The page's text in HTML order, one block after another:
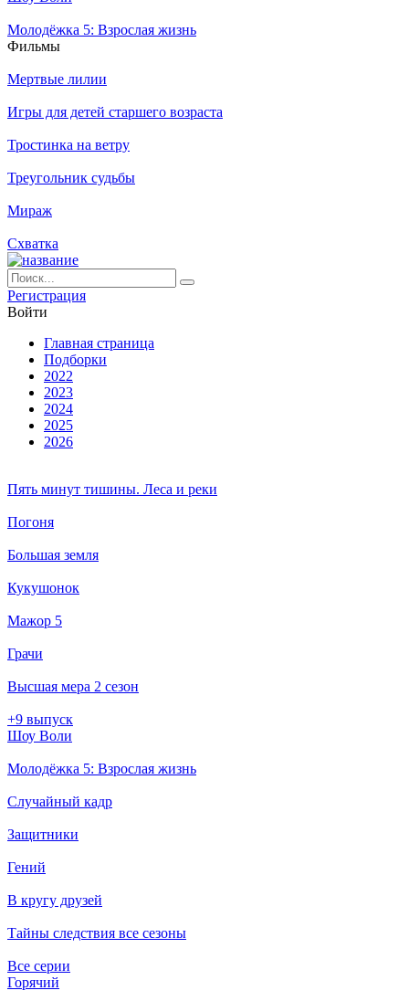
Молодёжка 5: Взрослая жизнь
Филь­мы
Мертвые лилии
Игры для детей старшего возраста
Тростинка на ветру
Треугольник судьбы
Мираж
Схватка
Ре­ги­ст­ра­ция
Вой­ти
Глав­ная стра­ни­ца
Подборки
2022
2023
2024
2025
2026
Пять минут тишины. Леса и реки
Погоня
Большая земля
Кукушонок
Мажор 5
Грачи
Высшая мера 2 сезон
+9 выпуск
Шоу Воли
Молодёжка 5: Взрослая жизнь
Случайный кадр
Защитники
Гений
В кругу друзей
Тайны следствия все сезоны
Все серии
Горячий